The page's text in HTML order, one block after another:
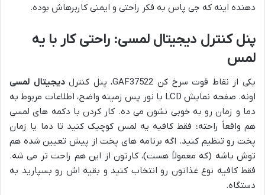
دهنده اینه که جی پاس به فکر راحتی و ایمنی کاربرهاش بوده.
پنل کنترل دیجیتال لمسی: راحتی کار با یه
لمس
یکی از نقاط قوت سرخ کن GAF37522، پنل کنترل
دیجیتال لمسی
اونه. صفحه نمایش LCD با نور پس زمینه واضح، اطلاعات مربوط به
دما و زمان رو به خوبی نشون می ده. کار کردن با دکمه های لمسی
هم واقعاً راحته؛ فقط کافیه یه لمس کوچیک کنید تا دما یا زمان
پخت رو تنظیم کنید. اگه برنامه های پخت از پیش تعیین شده هم
توش باشه (که معمولاً هست)، کارتون از این هم راحت تر می شه.
فقط کافیه نوع غذاتون رو انتخاب کنید و بقیه اش رو بسپارید به
دستگاه.